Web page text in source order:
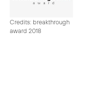
Credits: breakthrough
award 2018